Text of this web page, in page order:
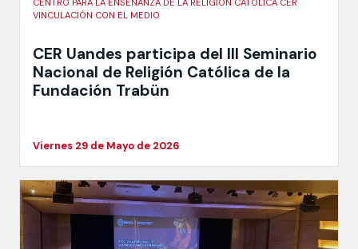
VINCULACIÓN CON EL MEDIO
CER Uandes participa del III Seminario
Nacional de Religión Católica de la
Fundación Trabün
Viernes 29 de Mayo de 2026